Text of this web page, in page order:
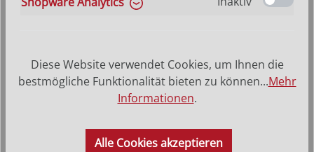
Regulärer Preis:
Diese Website verwendet Cookies, um Ihnen die
bestmögliche Funktionalität bieten zu können...Mehr
Informationen.
Alle Cookies akzeptieren